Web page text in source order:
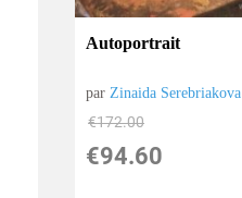
Autoportrait
parZinaida Serebriakova
€172.00
€94.60